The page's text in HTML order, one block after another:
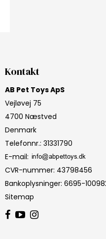
Kontakt
AB Pet Toys ApS
Vejløvej 75
4700 Næstved
Denmark
Telefonnr.: 31331790
E-mail:
CVR-nummer: 43798456
Bankoplysninger: 6695-
Sitemap